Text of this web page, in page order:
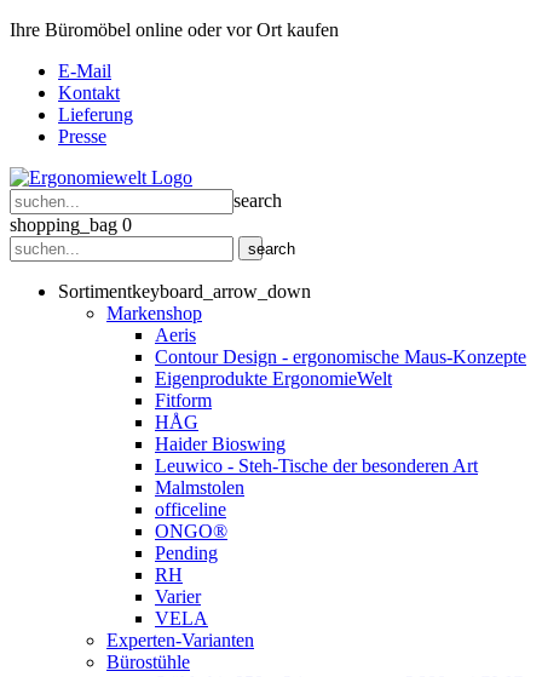
Ihre Büromöbel online oder vor Ort kaufen
E-Mail
Kontakt
Lieferung
Presse
search
shopping_bag 0
search
Sortimentkeyboard_arrow_down
Markenshop
Aeris
Contour Design - ergonomische Maus-Konzepte
Eigenprodukte ErgonomieWelt
Fitform
HÅG
Haider Bioswing
Leuwico - Steh-Tische der besonderen Art
Malmstolen
officeline
ONGO®
Pending
RH
Varier
VELA
Experten-Varianten
Bürostühle